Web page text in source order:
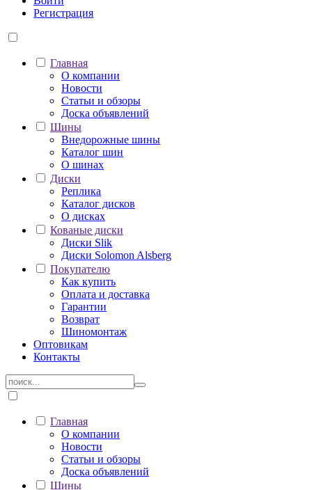
Регистрация
Главная
О компании
Новости
Статьи и обзоры
Доска объявлений
Шины
Внедорожные шины
Каталог шин
О шинах
Диски
Реплика
Каталог дисков
О дисках
Кованые диски
Диски Slik
Диски Solomon Alsberg
Покупателю
Как купить
Оплата и доставка
Гарантии
Возврат
Шиномонтаж
Оптовикам
Контакты
Главная
О компании
Новости
Статьи и обзоры
Доска объявлений
Шины